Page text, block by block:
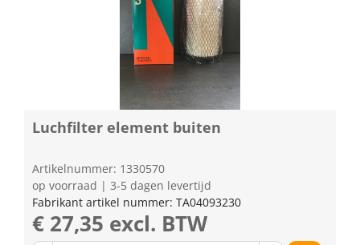
Luchfilter element buiten
Artikelnummer: 1330570
op voorraad | 3-5 dagen levertijd
Fabrikant artikel nummer: TA04093230
€ 27,35 excl. BTW